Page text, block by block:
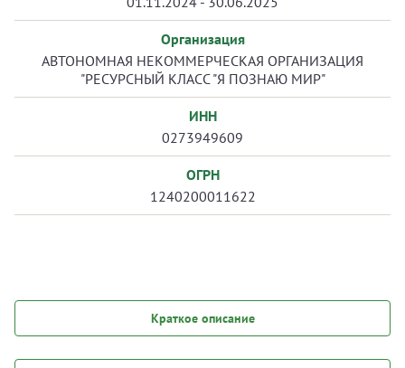
Организация
АВТОНОМНАЯ НЕКОММЕРЧЕСКАЯ ОРГАНИЗАЦИЯ
"РЕСУРСНЫЙ КЛАСС "Я ПОЗНАЮ МИР"
ИНН
0273949609
ОГРН
1240200011622
Краткое описание